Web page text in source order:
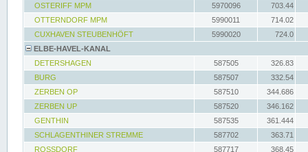
OSTERIFF MPM
5970096
703.44
OTTERNDORF MPM
5990011
714.02
CUXHAVEN STEUBENHÖFT
5990020
724.0
ELBE-HAVEL-KANAL
DETERSHAGEN
587505
326.83
BURG
587507
332.54
ZERBEN OP
587510
344.686
ZERBEN UP
587520
346.162
GENTHIN
587535
361.444
SCHLAGENTHINER STREMME
587702
363.71
ROSSDORF
587717 368.45